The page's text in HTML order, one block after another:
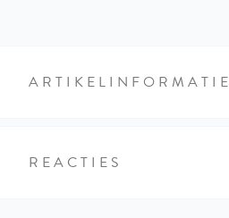
ARTIKELINFORMATIE
REACTIES